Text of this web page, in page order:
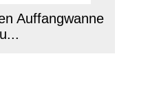
Auffangwanne